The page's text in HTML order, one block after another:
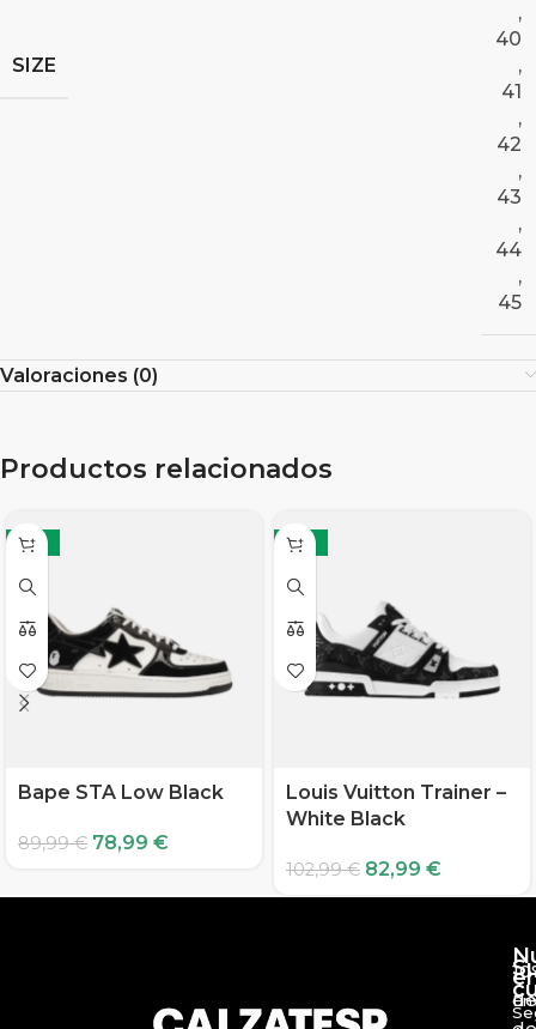
SIZE
,
40
,
41
,
42
,
43
,
44
,
45
Valoraciones (0)
Productos relacionados
-12%
Bape STA Low Black
89,99€ 78,99 €
-19%
Louis Vuitton Trainer –
White Black
102,99€ 82,99 €
de